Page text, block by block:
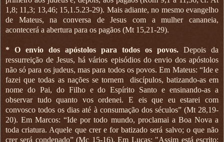
1,8; 11,3; 13,46; 15,1.5.23-29). Mais adiante, no mesmo evangelho
de Mateus, na conversa de Jesus com a mulher cananeia,
acontecerá a abertura para os pagãos (Mt 15,21-29).
* O envio dos apóstolos para todos os povos. Depois da
ressurreição de Jesus, há vários episódios do envio dos apóstolos
não só para os judeus, mas para todos os povos. Em Mateus: “Ide e
fazei que todas as nações se tornem
discípulos, batizando-as em
nome do Pai, do Filho e do Espírito Santo e ensinando-as a
observar tudo quanto vos ordenei. E eis que eu estarei com
convosco todos os dias até à consumação dos séculos” (Mt 28,19-
20). Em Marcos: “Ide por todo mundo, proclamai a Boa Nova a
toda criatura. Aquele que crer e for batizado será salvo; o que não
crer será condenado” (Mc 15-16). Em Lucas: "Assim está escrito: